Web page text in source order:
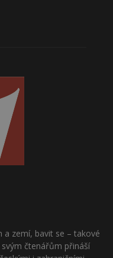
a zemí, bavit se – takové
čtenářům přináší